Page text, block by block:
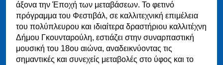
άξονα την Έποχή των μεταβάσεων. Το φετινό
πρόγραμμα του Φεστιβάλ, σε καλλιτεχνική επιμέλεια
του πολύπλευρου και ιδιαίτερα δραστήριου καλλιτέχνη
Δήμου Γκουνταρούλη, εστιάζει στην συναρπαστική
μουσική του 18ου αιώνα, αναδεικνύοντας τις
σημαντικές και συνεχείς μεταβολές στο ύφος και το